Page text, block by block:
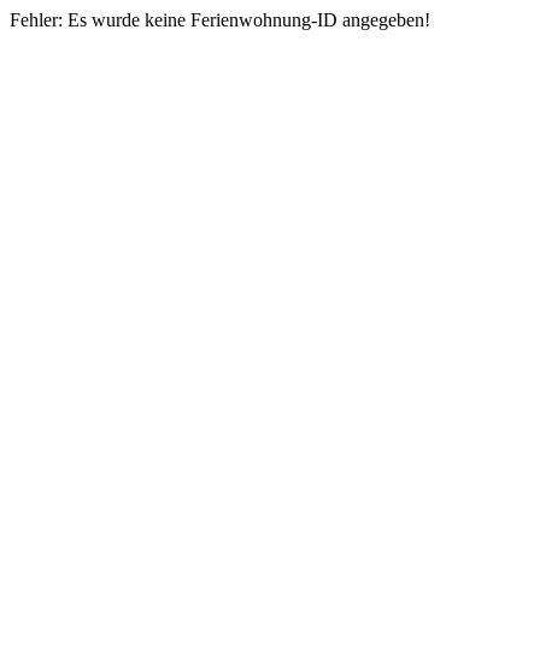
Fehler: Es wurde keine Ferienwohnung-ID angegeben!